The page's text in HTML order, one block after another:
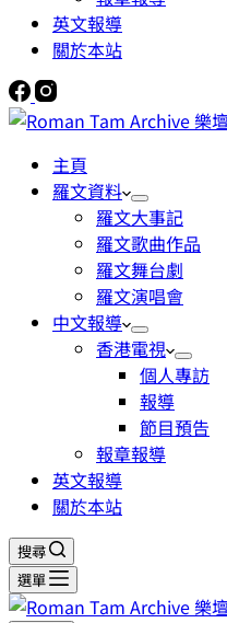
英文報導
關於本站
主頁
羅文資料
羅文大事記
羅文歌曲作品
羅文舞台劇
羅文演唱會
中文報導
香港電視
個人專訪
報導
節目預告
報章報導
英文報導
關於本站
搜尋
選單